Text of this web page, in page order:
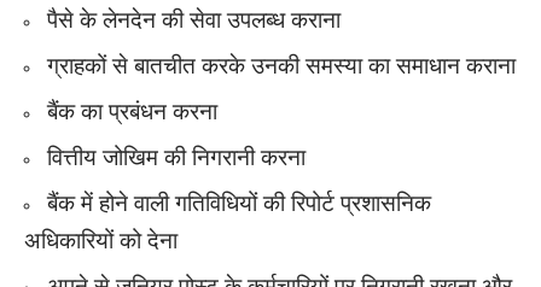
पैसे के लेनदेन की सेवा उपलब्ध कराना
ग्राहकों से बातचीत करके उनकी समस्या का समाधान कराना
बैंक का प्रबंधन करना
वित्तीय जोखिम की निगरानी करना
बैंक में होने वाली गतिविधियों की रिपोर्ट प्रशासनिक
अधिकारियों को देना